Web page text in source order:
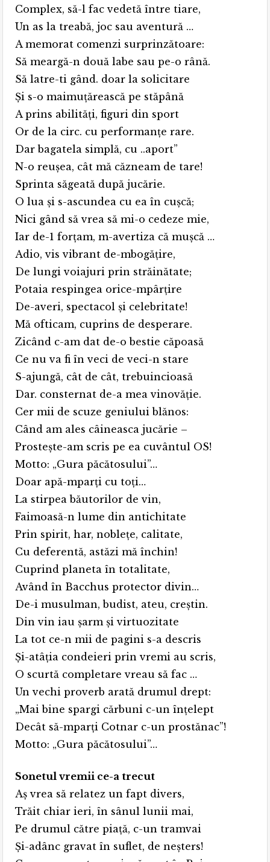
Complex, să-l fac vedetă între tiare,
Un as la treabă, joc sau aventură …
A memorat comenzi surprinzătoare:
Să meargă-n două labe sau pe-o rână.
Să latre-ti gând. doar la solicitare
Şi s-o maimuţărească pe stăpână
A prins abilităţi, figuri din sport
Or de la circ. cu performanţe rare.
Dar bagatela simplă, cu ..aport”
N-o reuşea, cât mă căzneam de tare!
Sprinta săgeată după jucărie.
O lua şi s-ascundea cu ea în cuşcă;
Nici gând să vrea să mi-o cedeze mie,
Iar de-1 forţam, m-avertiza că muşcă …
Adio, vis vibrant de-mbogăţire,
De lungi voiajuri prin străinătate;
Potaia respingea orice-mpârţire
De-averi, spectacol şi celebritate!
Mă ofticam, cuprins de desperare.
Zicând c-am dat de-o bestie căpoasă
Ce nu va fi în veci de veci-n stare
S-ajungă, cât de cât, trebuincioasă
Dar. consternat de-a mea vinovăţie.
Cer mii de scuze geniului blănos:
Când am ales câineasca jucărie –
Prosteşte-am scris pe ea cuvântul OS!
Motto: „Gura păcătosului”…
Doar apă-mparţi cu toţi…
La stirpea băutorilor de vin,
Faimoasă-n lume din antichitate
Prin spirit, har, nobleţe, calitate,
Cu deferentă, astăzi mă închin!
Cuprind planeta în totalitate,
Având în Bacchus protector divin…
De-i musulman, budist, ateu, creştin.
Din vin iau şarm şi virtuozitate
La tot ce-n mii de pagini s-a descris
Şi-atâţia condeieri prin vremi au scris,
O scurtă completare vreau să fac …
Un vechi proverb arată drumul drept:
„Mai bine spargi cărbuni c-un înţelept
Decât să-mparţi Cotnar c-un prostănac”!
Motto: „Gura păcătosului”…
Sonetul vremii ce-a trecut
Aş vrea să relatez un fapt divers,
Trăit chiar ieri, în sânul lunii mai,
Pe drumul către piaţă, c-un tramvai
Şi-adânc gravat în suflet, de neşters!